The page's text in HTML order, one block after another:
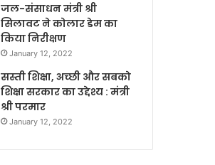
जल-संसाधन मंत्री श्री
सिलावट ने कोलार डेम का
किया निरीक्षण
January 12, 2022
सस्ती शिक्षा, अच्छी और सबको
शिक्षा सरकार का उद्देश्य : मंत्री
श्री परमार
January 12, 2022